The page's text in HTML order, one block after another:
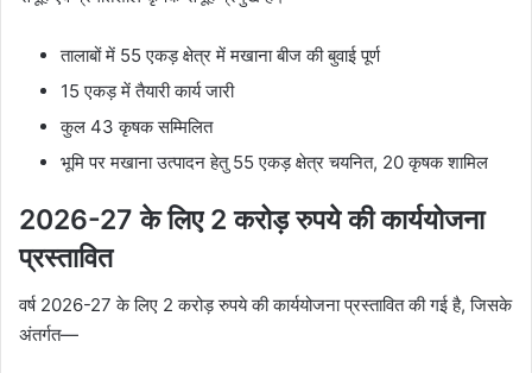
तालाबों में 55 एकड़ क्षेत्र में मखाना बीज की बुवाई पूर्ण
15 एकड़ में तैयारी कार्य जारी
कुल 43 कृषक सम्मिलित
भूमि पर मखाना उत्पादन हेतु 55 एकड़ क्षेत्र चयनित, 20 कृषक शामिल
2026-27 के लिए 2 करोड़ रुपये की कार्ययोजना
प्रस्तावित
वर्ष 2026-27 के लिए 2 करोड़ रुपये की कार्ययोजना प्रस्तावित की गई है, जिसके
अंतर्गत—